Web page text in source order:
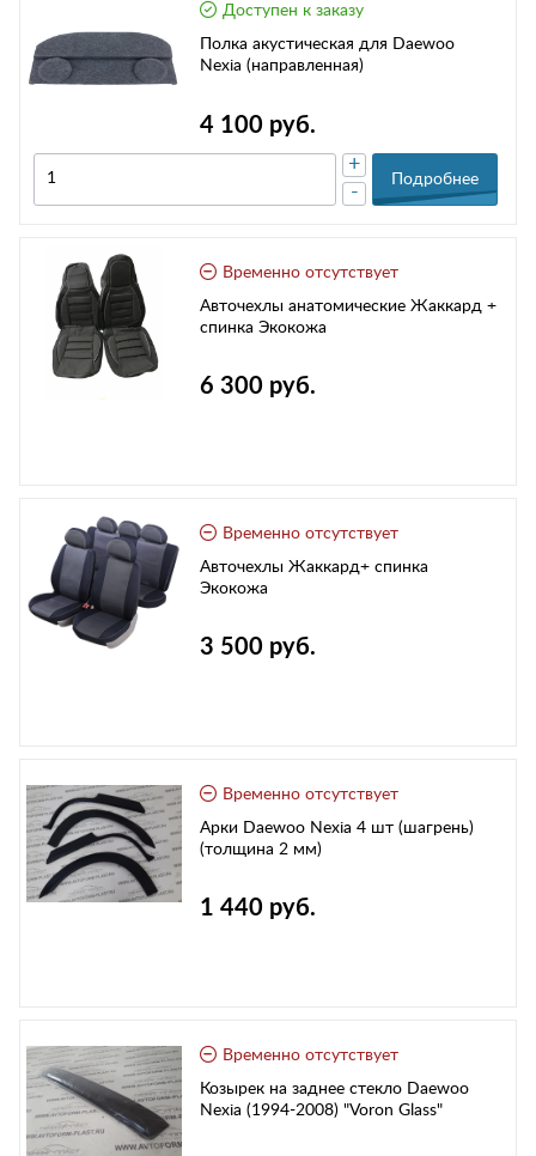
Доступен к заказу
Полка акустическая для Daewoo
Nexia (направленная)
4 100 руб.
-
+
Подробнее
Временно отсутствует
Авточехлы анатомические Жаккард +
спинка Экокожа
6 300 руб.
Временно отсутствует
Авточехлы Жаккард+ спинка
Экокожа
3 500 руб.
Временно отсутствует
Арки Daewoo Nexia 4 шт (шагрень)
(толщина 2 мм)
1 440 руб.
Временно отсутствует
Козырек на заднее стекло Daewoo
Nexia (1994-2008) "Voron Glass"